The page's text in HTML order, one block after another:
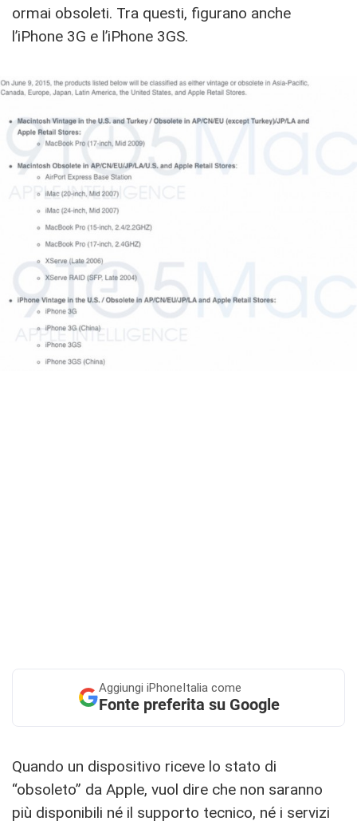
ormai obsoleti. Tra questi, figurano anche
l’iPhone 3G e l’iPhone 3GS.
Aggiungi iPhoneItalia come
Fonte preferita su Google
Quando un dispositivo riceve lo stato di
“obsoleto” da Apple, vuol dire che non saranno
più disponibili né il supporto tecnico, né i servizi